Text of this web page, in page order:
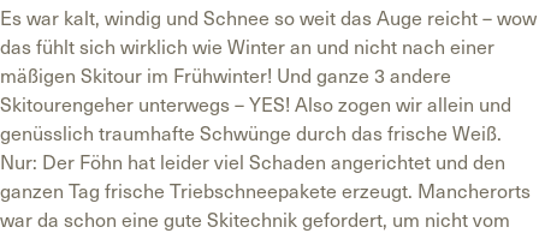
Es war kalt, windig und Schnee so weit das Auge reicht – wow
das fühlt sich wirklich wie Winter an und nicht nach einer
mäßigen Skitour im Frühwinter! Und ganze 3 andere
Skitourengeher unterwegs – YES! Also zogen wir allein und
genüsslich traumhafte Schwünge durch das frische Weiß.
Nur: Der Föhn hat leider viel Schaden angerichtet und den
ganzen Tag frische Triebschneepakete erzeugt. Mancherorts
war da schon eine gute Skitechnik gefordert, um nicht vom